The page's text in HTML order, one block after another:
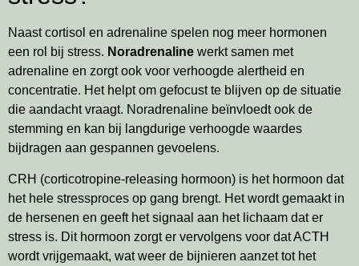
Naast cortisol en adrenaline spelen nog meer hormonen
een rol bij stress. Noradrenaline werkt samen met
adrenaline en zorgt ook voor verhoogde alertheid en
concentratie. Het helpt om gefocust te blijven op de situatie
die aandacht vraagt. Noradrenaline beïnvloedt ook de
stemming en kan bij langdurige verhoogde waardes
bijdragen aan gespannen gevoelens.
CRH (corticotropine-releasing hormoon) is het hormoon dat
het hele stressproces op gang brengt. Het wordt gemaakt in
de hersenen en geeft het signaal aan het lichaam dat er
stress is. Dit hormoon zorgt er vervolgens voor dat ACTH
wordt vrijgemaakt, wat weer de bijnieren aanzet tot het